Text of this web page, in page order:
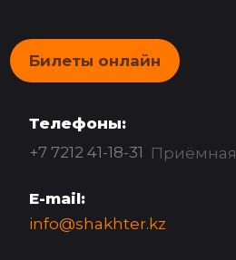
Билеты онлайн
Телефоны:
+7 7212 41-18-31 Приёмная
E-mail:
info@shakhter.kz